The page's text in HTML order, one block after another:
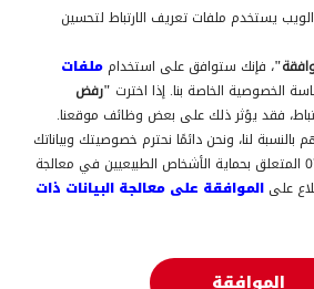
يستخدم ملفات تعريف الارتباط لتحسين
، فإنك ستوافق على استخدامملفات
الخصوصية الخاصة بنا. إذا اخترت "رفض
فقد يؤثر ذلك على بعض وظائف موقعنا.
لنا، ونحن دائمًا نحترم خصوصيتك وبياناتك
الشخصية وفقًا للقانون 18-07 المتعلق بحماية الأشخاص الطبيعيين في معالجة
على الموافقة على معالجة البيانات ذات
الموافقة
الدعم أين تجدوننا La Gold
فهرس التوصيل البيني 2025-
إلينا كمُورد (سجل نفسك هنا)
السياسة والجودة
الجودة الإبلاغ عن المخالفات
ISO
المعطيات ذات الطابع الشخصي
العامة لحماية البيانات